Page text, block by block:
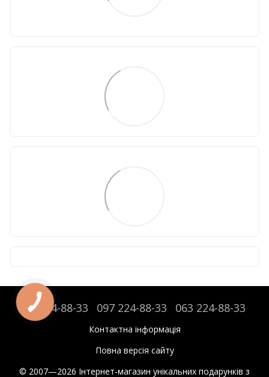
095 224-88-33 097 224-88-33 063 224-88-33
Контактна інформація
Повна версія сайту
© 2007—2026 Інтернет-магазин унікальних подарунків з